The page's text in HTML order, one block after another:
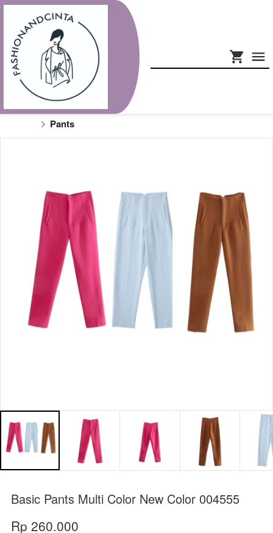
Pants
Basic Pants Multi Color New Color 004555
Rp 260.000